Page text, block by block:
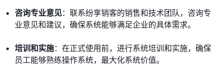
咨询专业意见：联系纷享销客的销售和技术团队，咨询专
业意见和建议，确保系统能够满足企业的具体需求。
培训和实施：在正式使用前，进行系统培训和实施，确保
员工能够熟练操作系统，最大化系统价值。